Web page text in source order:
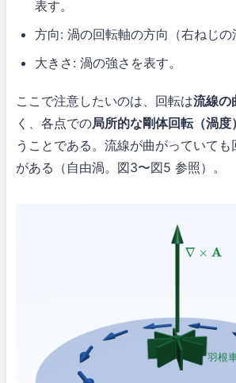
表す。
方向: 渦の回転軸の方向（右ねじの
大きさ: 渦の強さを表す。
ここで注意したいのは、回転は流線の
く、各点での局所的な剛体回転（渦度）
うことである。流線が曲がっていても
がある（自由渦。図3〜図5 参照）。
∇× A
羽根